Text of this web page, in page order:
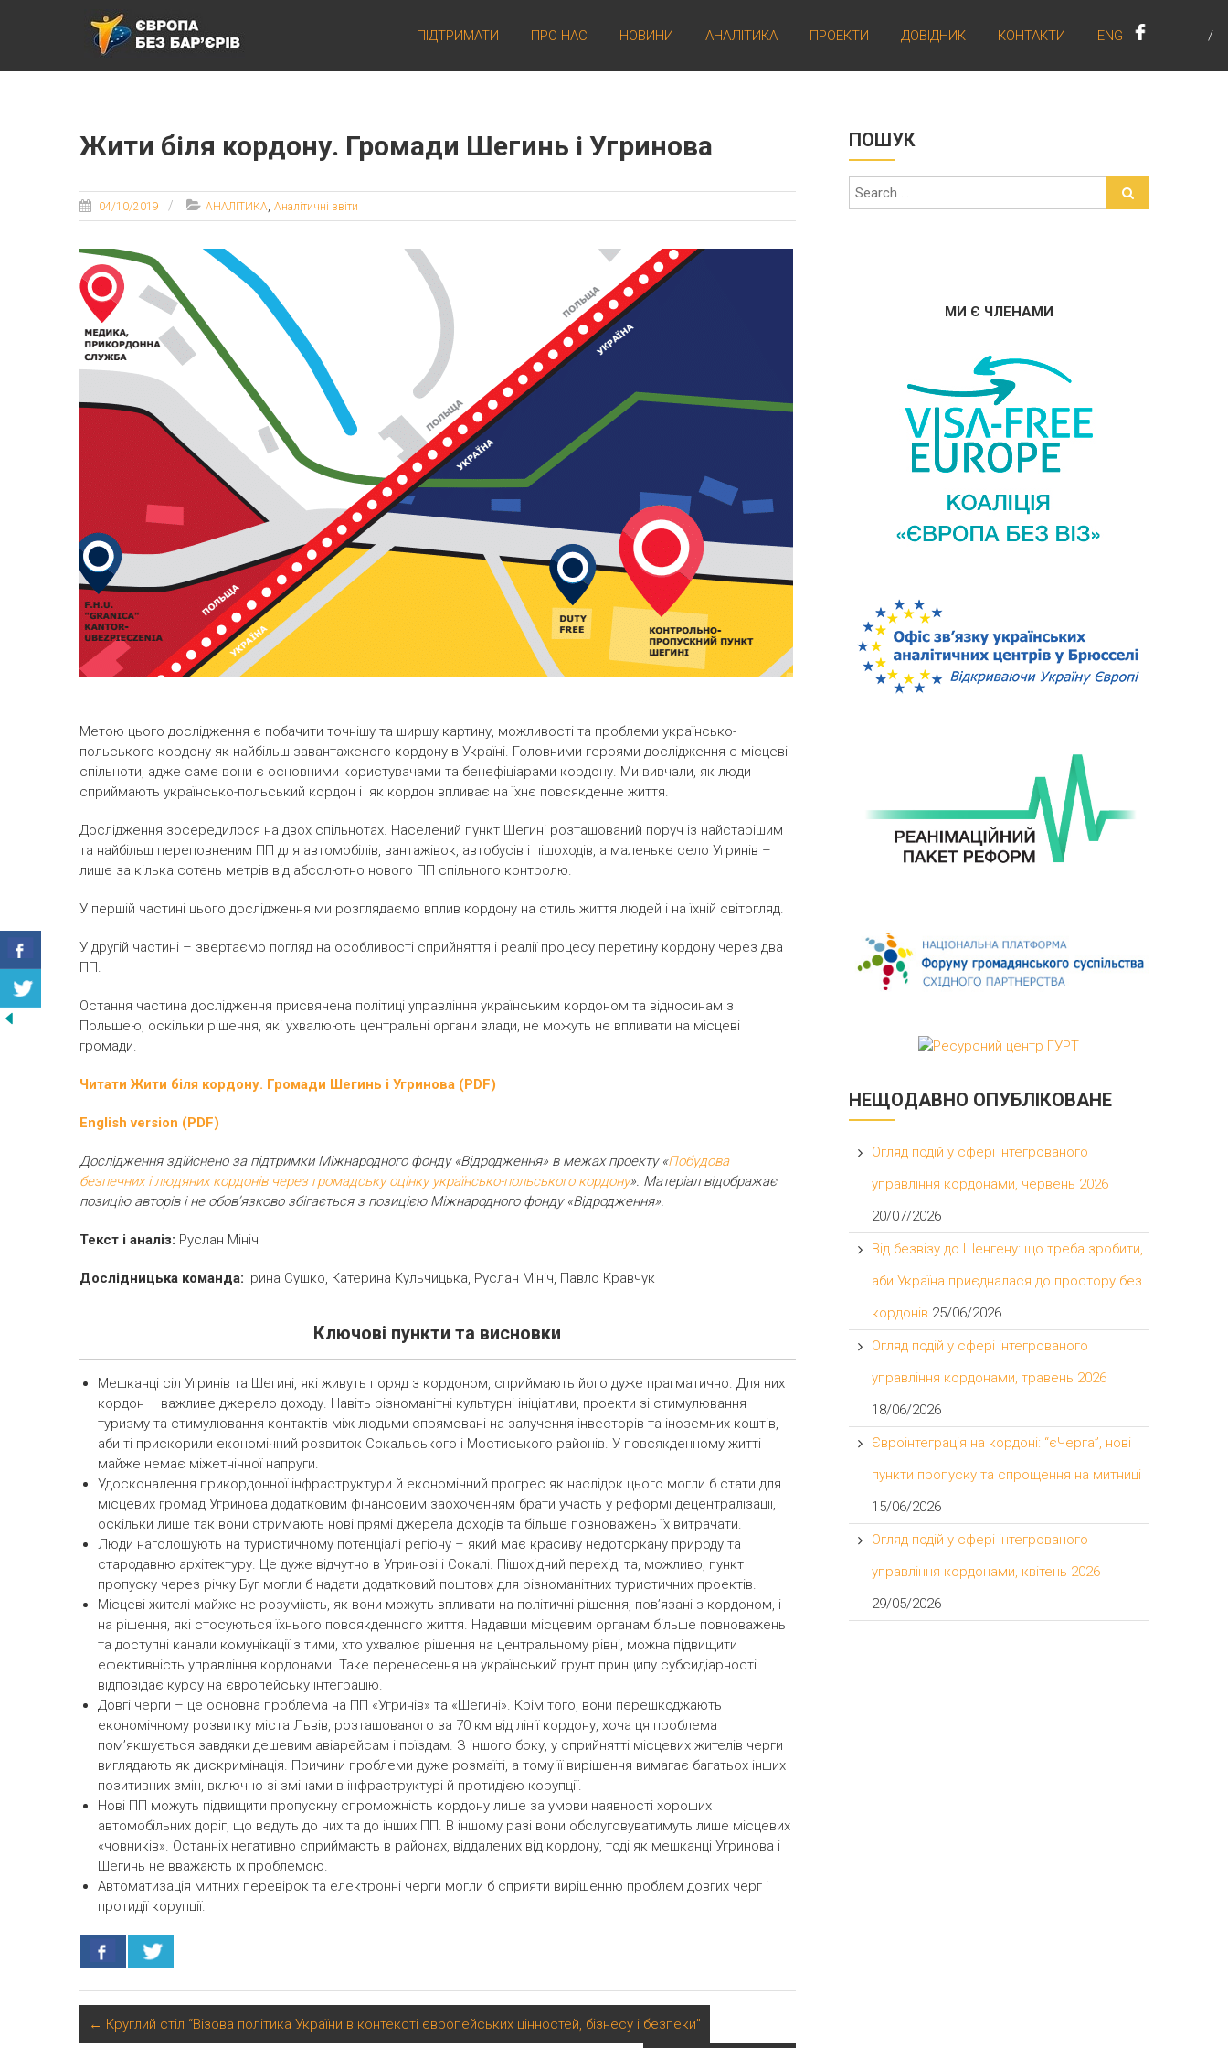
ЄВРОПА БЕЗ БАР’ЄРІВ ПІДТРИМАТИ ПРО НАС НОВИНИ АНАЛІТИКА ПРОЕКТИ ДОВІДНИК КОНТАКТИ ENG
Жити біля кордону. Громади Шегинь і Угринова
04/10/2019 АНАЛІТИКА, Аналітичні звіти
Метою цього дослідження є побачити точнішу та ширшу картину, можливості та проблеми українсько-
польського кордону як найбільш завантаженого кордону в Україні. Головними героями дослідження є місцеві
спільноти, адже саме вони є основними користувачами та бенефіціарами кордону. Ми вивчали, як люди
сприймають українсько-польський кордон і як кордон впливає на їхнє повсякденне життя.
Дослідження зосередилося на двох спільнотах. Населений пункт Шегині розташований поруч із найстарішим
та найбільш переповненим ПП для автомобілів, вантажівок, автобусів і пішоходів, а маленьке село Угринів –
лише за кілька сотень метрів від абсолютно нового ПП спільного контролю.
У першій частині цього дослідження ми розглядаємо вплив кордону на стиль життя людей і на їхній світогляд.
У другій частині – звертаємо погляд на особливості сприйняття і реалії процесу перетину кордону через два
ПП.
Остання частина дослідження присвячена політиці управління українським кордоном та відносинам з
Польщею, оскільки рішення, які ухвалюють центральні органи влади, не можуть не впливати на місцеві
громади.
Читати Жити біля кордону. Громади Шегинь і Угринова (PDF)
English version (PDF)
Дослідження здійснено за підтримки Міжнародного фонду «Відродження» в межах проекту «Побудова
безпечних і людяних кордонів через громадську оцінку українсько-польського кордону». Матеріал відображає
позицію авторів і не обов’язково збігається з позицією Міжнародного фонду «Відродження».
Текст і аналіз: Руслан Мініч
Дослідницька команда: Ірина Сушко, Катерина Кульчицька, Руслан Мініч, Павло Кравчук
Ключові пункти та висновки
Мешканці сіл Угринів та Шегині, які живуть поряд з кордоном, сприймають його дуже прагматично. Для них
кордон – важливе джерело доходу. Навіть різноманітні культурні ініціативи, проекти зі стимулювання
туризму та стимулювання контактів між людьми спрямовані на залучення інвесторів та іноземних коштів,
аби ті прискорили економічний розвиток Сокальського і Мостиського районів. У повсякденному житті
майже немає міжетнічної напруги.
Удосконалення прикордонної інфраструктури й економічний прогрес як наслідок цього могли б стати для
місцевих громад Угринова додатковим фінансовим заохоченням брати участь у реформі децентралізації,
оскільки лише так вони отримають нові прямі джерела доходів та більше повноважень їх витрачати.
Люди наголошують на туристичному потенціалі регіону – який має красиву недоторкану природу та
стародавню архітектуру. Це дуже відчутно в Угринові і Сокалі. Пішохідний перехід, та, можливо, пункт
пропуску через річку Буг могли б надати додатковий поштовх для різноманітних туристичних проектів.
Місцеві жителі майже не розуміють, як вони можуть впливати на політичні рішення, пов’язані з кордоном, і
на рішення, які стосуються їхнього повсякденного життя. Надавши місцевим органам більше повноважень
та доступні канали комунікації з тими, хто ухвалює рішення на центральному рівні, можна підвищити
ефективність управління кордонами. Таке перенесення на український ґрунт принципу субсидіарності
відповідає курсу на європейську інтеграцію.
Довгі черги – це основна проблема на ПП «Угринів» та «Шегині». Крім того, вони перешкоджають
економічному розвитку міста Львів, розташованого за 70 км від лінії кордону, хоча ця проблема
пом’якшується завдяки дешевим авіарейсам і поїздам. З іншого боку, у сприйнятті місцевих жителів черги
виглядають як дискримінація. Причини проблеми дуже розмаїті, а тому її вирішення вимагає багатьох інших
позитивних змін, включно зі змінами в інфраструктурі й протидією корупції.
Нові ПП можуть підвищити пропускну спроможність кордону лише за умови наявності хороших
автомобільних доріг, що ведуть до них та до інших ПП. В іншому разі вони обслуговуватимуть лише місцевих
«човників». Останніх негативно сприймають в районах, віддалених від кордону, тоді як мешканці Угринова і
Шегинь не вважають їх проблемою.
Автоматизація митних перевірок та електронні черги могли б сприяти вирішенню проблем довгих черг і
протидії корупції.
← Круглий стіл “Візова політика України в контексті європейських цінностей, бізнесу і безпеки”
ПОШУК
МИ Є ЧЛЕНАМИ
НЕЩОДАВНО ОПУБЛІКОВАНЕ
Огляд подій у сфері інтегрованого
управління кордонами, червень 2026
20/07/2026
Від безвізу до Шенгену: що треба зробити,
аби Україна приєдналася до простору без
кордонів 25/06/2026
Огляд подій у сфері інтегрованого
управління кордонами, травень 2026
18/06/2026
Євроінтеграція на кордоні: “єЧерга”, нові
пункти пропуску та спрощення на митниці
15/06/2026
Огляд подій у сфері інтегрованого
управління кордонами, квітень 2026
29/05/2026